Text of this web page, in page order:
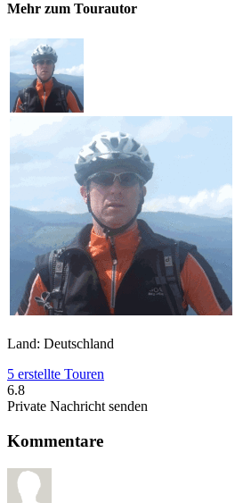
Mehr zum Tourautor
Land: Deutschland
5 erstellte Touren
6.8
Private Nachricht senden
Kommentare